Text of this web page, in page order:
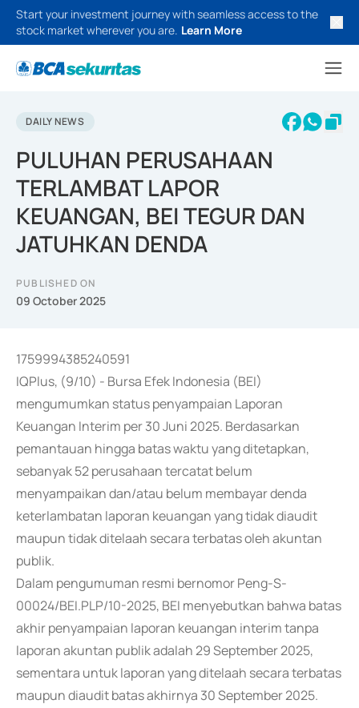
Start your investment journey with seamless access to the
stock market wherever you are. Learn More
DAILY NEWS
PULUHAN PERUSAHAAN
TERLAMBAT LAPOR
KEUANGAN, BEI TEGUR DAN
JATUHKAN DENDA
PUBLISHED ON
09 October 2025
1759994385240591
IQPlus, (9/10) - Bursa Efek Indonesia (BEI)
mengumumkan status penyampaian Laporan
Keuangan Interim per 30 Juni 2025. Berdasarkan
pemantauan hingga batas waktu yang ditetapkan,
sebanyak 52 perusahaan tercatat belum
menyampaikan dan/atau belum membayar denda
keterlambatan laporan keuangan yang tidak diaudit
maupun tidak ditelaah secara terbatas oleh akuntan
publik.
Dalam pengumuman resmi bernomor Peng-S-
00024/BEI.PLP/10-2025, BEI menyebutkan bahwa batas
akhir penyampaian laporan keuangan interim tanpa
laporan akuntan publik adalah 29 September 2025,
sementara untuk laporan yang ditelaah secara terbatas
maupun diaudit batas akhirnya 30 September 2025.